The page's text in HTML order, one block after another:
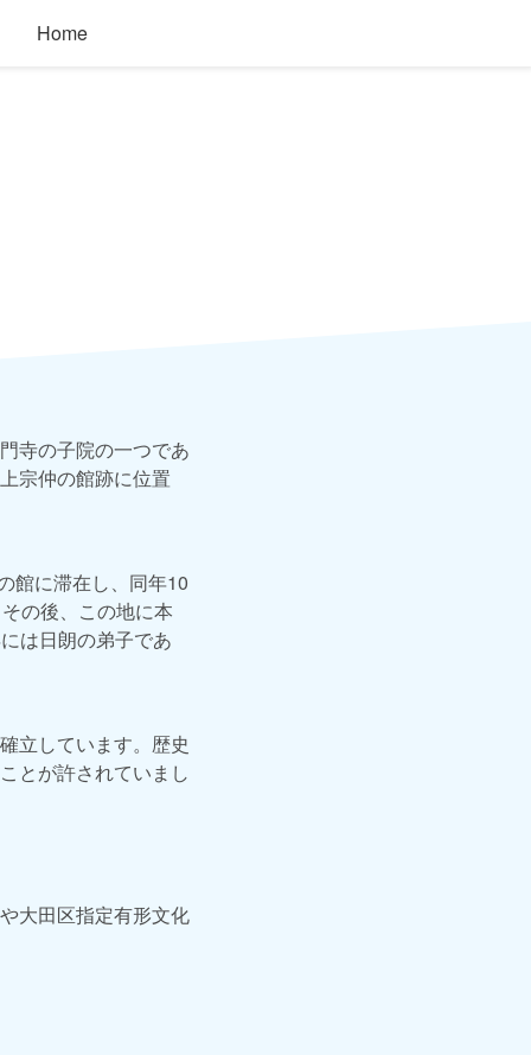
Home
寺の子院の一つであ
宗仲の館跡に位置
館に滞在し、同年10
の後、この地に本
は日朗の弟子であ
立しています。歴史
とが許されていまし
大田区指定有形文化